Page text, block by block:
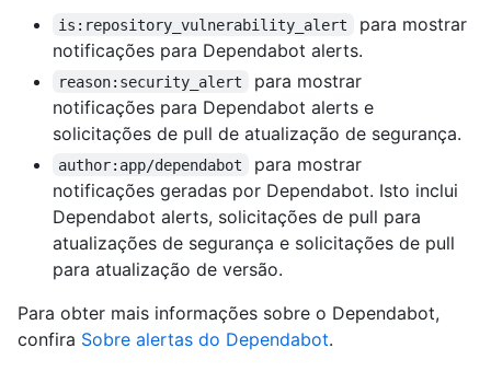
is:repository_vulnerability_alert
para mostrar
notificações para Dependabot alerts.
reason:security_alert
para mostrar
notificações para Dependabot alerts e
solicitações de pull de atualização de segurança.
author:app/dependabot
para mostrar
notificações geradas por Dependabot. Isto inclui
Dependabot alerts, solicitações de pull para
atualizações de segurança e solicitações de pull
para atualização de versão.
Para obter mais informações sobre o Dependabot,
confira Sobre alertas do Dependabot.